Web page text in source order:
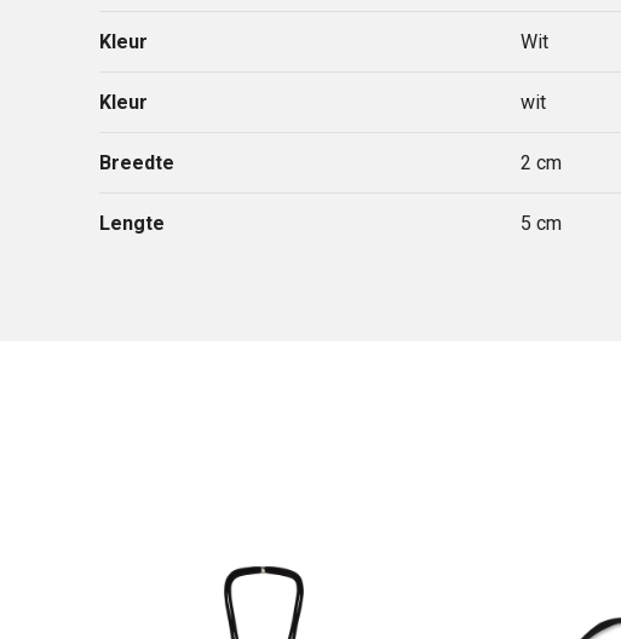
Kleur Wit
Kleur wit
Breedte 2 cm
Lengte 5 cm